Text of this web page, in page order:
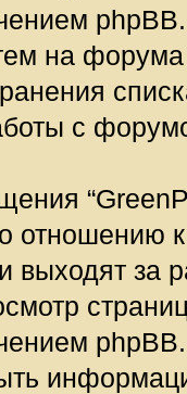
на форума
с
отношению
выходят за